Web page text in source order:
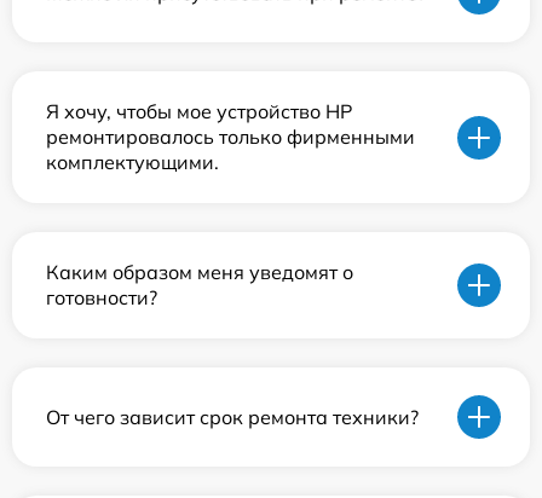
Я хочу, чтобы мое устройство HP
ремонтировалось только фирменными
комплектующими.
Каким образом меня уведомят о
готовности?
От чего зависит срок ремонта техники?